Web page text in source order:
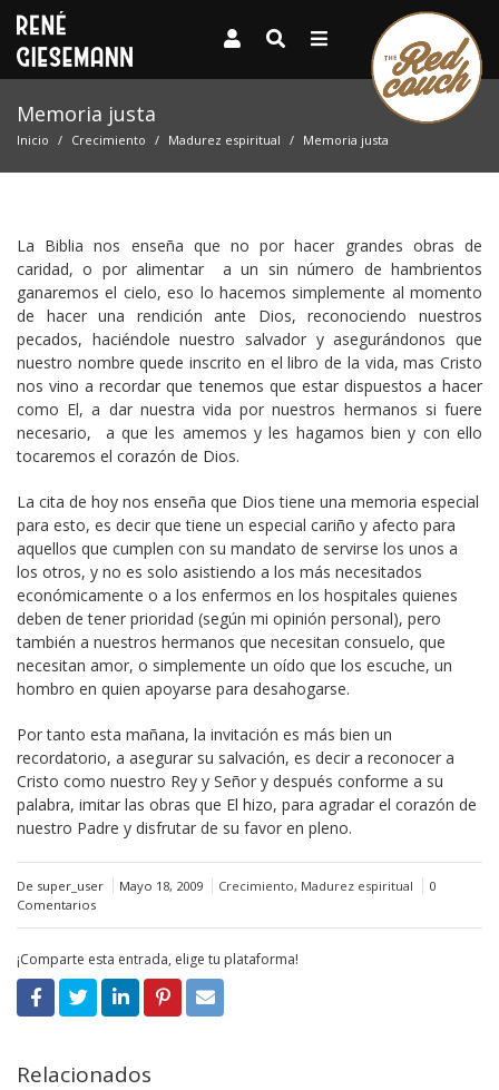
Memoria justa
Inicio Crecimiento Madurez espiritual Memoria justa
La Biblia nos enseña que no por hacer grandes obras de
caridad, o por alimentar a un sin número de hambrientos
ganaremos el cielo, eso lo hacemos simplemente al momento
de hacer una rendición ante Dios, reconociendo nuestros
pecados, haciéndole nuestro salvador y asegurándonos que
nuestro nombre quede inscrito en el libro de la vida, mas Cristo
nos vino a recordar que tenemos que estar dispuestos a hacer
como El, a dar nuestra vida por nuestros hermanos si fuere
necesario, a que les amemos y les hagamos bien y con ello
tocaremos el corazón de Dios.
La cita de hoy nos enseña que Dios tiene una memoria especial
para esto, es decir que tiene un especial cariño y afecto para
aquellos que cumplen con su mandato de servirse los unos a
los otros, y no es solo asistiendo a los más necesitados
económicamente o a los enfermos en los hospitales quienes
deben de tener prioridad (según mi opinión personal), pero
también a nuestros hermanos que necesitan consuelo, que
necesitan amor, o simplemente un oído que los escuche, un
hombro en quien apoyarse para desahogarse.
Por tanto esta mañana, la invitación es más bien un
recordatorio, a asegurar su salvación, es decir a reconocer a
Cristo como nuestro Rey y Señor y después conforme a su
palabra, imitar las obras que El hizo, para agradar el corazón de
nuestro Padre y disfrutar de su favor en pleno.
De super_user Mayo 18, 2009 Crecimiento, Madurez espiritual
0
Comentarios
¡Comparte esta entrada, elige tu plataforma!
Relacionados